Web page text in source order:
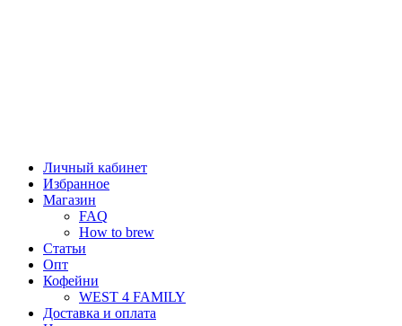
Личный кабинет
Избранное
Магазин
FAQ
How to brew
Статьи
Опт
Кофейни
WEST 4 FAMILY
Доставка и оплата